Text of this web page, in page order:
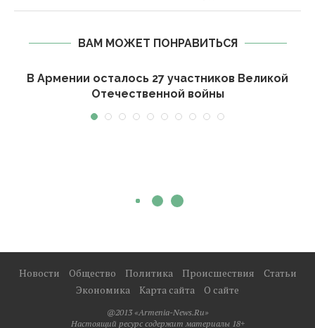
ВАМ МОЖЕТ ПОНРАВИТЬСЯ
В Армении осталось 27 участников Великой
Отечественной войны
Новости Общество Политика Происшествия
Статьи
Экономика
Карта сайта О сайте
@2013 «Armenia-News.Ru»
Настоящий ресурс содержит материалы 18+